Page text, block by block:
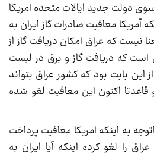
سوی دولت جدید ایالات متحده امریکا
آمریکا معافیت صادرات گاز ایران به
نیست که عراق امکان دریافت گاز از
است که دریافت گاز و برق در لیست
این بابت بود که کشور عراق بتواند
قاعدتا اکنون این معافیت لغو شده
به اینکه امریکا معافیت پرداخت
را لغو کرده اینکه آیا ایران به